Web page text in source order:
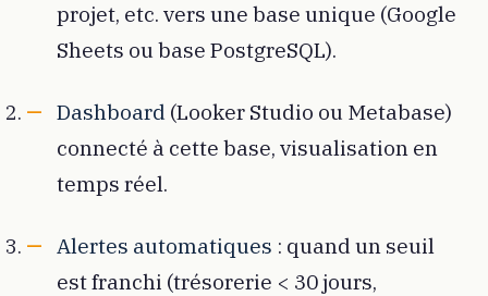
projet, etc. vers une base unique (Google
Sheets ou base PostgreSQL).
Dashboard (Looker Studio ou Metabase)
connecté à cette base, visualisation en
temps réel.
Alertes automatiques : quand un seuil
est franchi (trésorerie < 30 jours,